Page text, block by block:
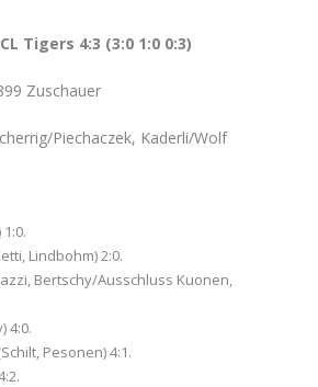
Tigers 4:3 (3:0 1:0 0:3)
Zuschauer
Piechaczek, Kaderli/Wolf
Lindbohm) 2:0.
Bertschy/Ausschluss Kuonen,
4:0.
Pesonen) 4:1.